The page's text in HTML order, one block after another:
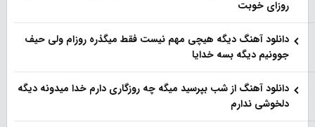
روزای خوبت
دانلود آهنگ دیگه هیچی مهم نیست فقط میگذره روزام ولی حیف
جوونیم دیگه بسه خدایا
دانلود آهنگ از شب بپرسید میگه چه روزگاری دارم خدا میدونه دیگه
دلخوشی ندارم